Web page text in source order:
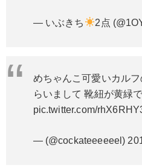
— いぶきち 2点
めちゃんこ可愛いカル
らいまして 靴紐が黄緑
pic.twitter.com/
— (@cockateeeeeel)